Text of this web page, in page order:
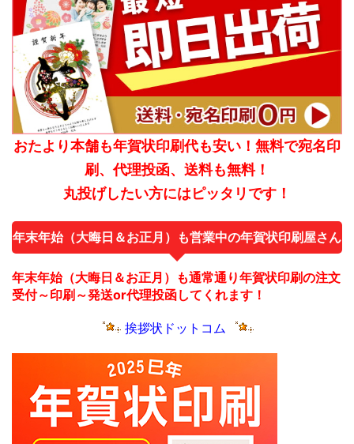
おたより本舗も年賀状印刷代も安い！無料で宛名印
刷、代理投函、送料も無料！
丸投げしたい方にはピッタリです！
年末年始（大晦日＆お正月）も営業中の年賀状印刷屋さん
年末年始（大晦日＆お正月）も通常通り年賀状印刷の注文
受付～印刷～発送or代理投函してくれます！
挨拶状ドットコム